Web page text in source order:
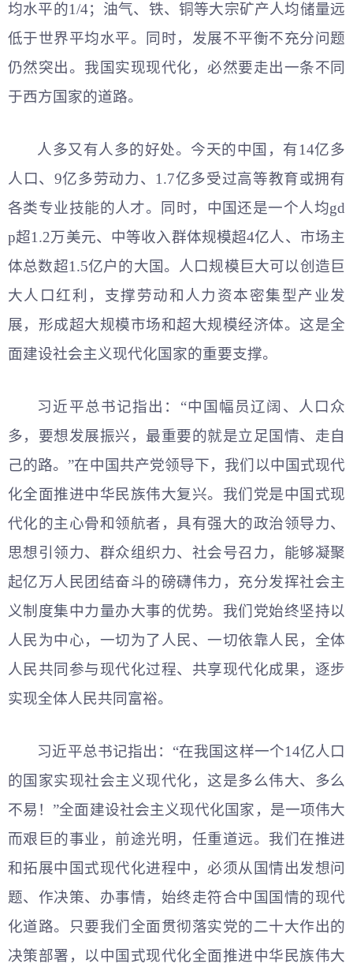
均水平的1/4；油气、铁、铜等大宗矿产人均储量远
低于世界平均水平。同时，发展不平衡不充分问题
仍然突出。我国实现现代化，必然要走出一条不同
于西方国家的道路。
人多又有人多的好处。今天的中国，有14亿多
人口、9亿多劳动力、1.7亿多受过高等教育或拥有
各类专业技能的人才。同时，中国还是一个人均gd
p超1.2万美元、中等收入群体规模超4亿人、市场主
体总数超1.5亿户的大国。人口规模巨大可以创造巨
大人 口红利，支撑劳动和人力资本密集型产业发
展，形成超大规模市场和超大规模经济体。这是全
面建设社会主义现代化国家的重要支撑。
习近平总书记指出：“中国幅员辽阔、人口众
多，要想发展振兴，最重要的就是立足国情、走自
己的路。”在中国共产党领导下，我们以中国式现代
化全面推进中华民族伟大复兴。我们党是中国式现
代化的主心骨和领航者，具有强大的政治领导力、
思想引领力、群众组织力、社会号召力，能够凝聚
起亿万人民团结奋斗的磅礴伟力，充分发挥社会主
义制度集中力量办大事的优势。我们党始终坚持以
人民为中心，一切为了人民、一切依靠人民，全体
人民共同参与现代化过程、共享现代化成果，逐步
实现全体人民共同富裕。
习近平总书记指出：“在我国这样一个14亿人口
的国家实现社会主义现代化，这是多么伟大、多么
不易！”全面建设社会主义现代化国家，是一项伟大
而艰巨的事业，前途光明，任重道远。我们在推进
和拓展中国式现代化进程中，必须从国情出发想问
题、作决策、办事情，始终走符合中国国情的现代
化道路。只要我们全面贯彻落实党的二十大作出的
决策部署，以中国式现代化全面推进中华民族伟大